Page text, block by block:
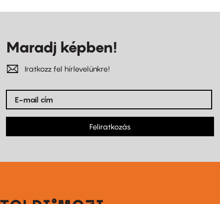
Maradj képben!
Iratkozz fel hírlevelünkre!
Feliratkozás